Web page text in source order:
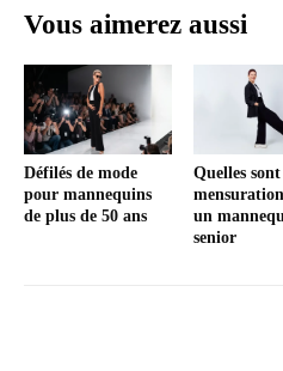
Vous aimerez aussi
Défilés de mode
pour mannequins
de plus de 50 ans
Quelles sont
un
senior